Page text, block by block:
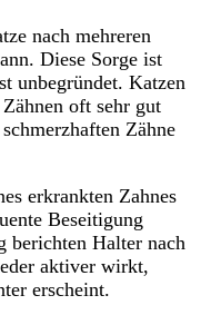
nach mehreren
Diese Sorge ist
unbegründet. Katzen
oft sehr gut
Zähne
erkrankten Zahnes
Beseitigung
berichten Halter nach
aktiver wirkt,
erscheint.